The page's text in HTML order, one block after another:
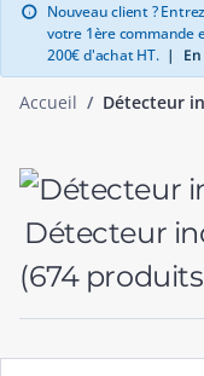
info Nouveau client ?
votre 1ère commande
200€ d'achat HT. |
Accueil Détecteur
Détecteur
(674